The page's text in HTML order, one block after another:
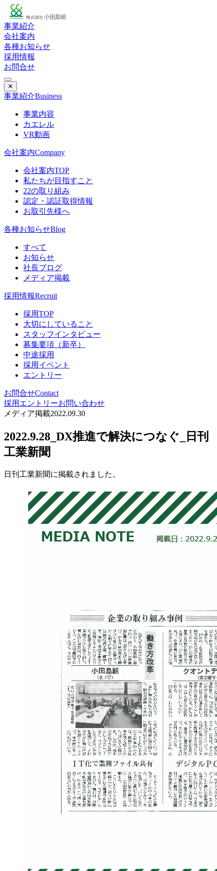
事業紹介
会社案内
各種お知らせ
採用情報
お問合せ
✕
事業紹介Business
事業内容
カエレル
VR動画
会社案内Company
会社案内TOP
私たちが目指すこと
22の取り組み
認定・認証取得情報
お取引先様へ
各種お知らせBlog
すべて
お知らせ
社長ブログ
メディア掲載
採用情報Recruit
採用TOP
大切にしていること
スタッフインタビュー
募集要項（新卒）
中途採用
採用イベント
エントリー
お問合せContact
採用エントリーお問い合わせ
メディア掲載2022.09.30
2022.9.28_DX推進で解決につなぐ_日刊
工業新聞
日刊工業新聞に掲載されました。